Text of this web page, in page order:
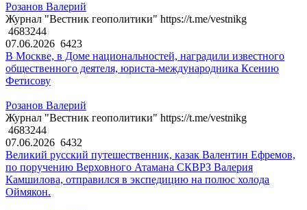
Розанов Валерий
Журнал "Вестник геополитики" https://t.me/vestnikg
4683244
07.06.2026 6423
В Москве, в Доме национальностей, наградили известного
общественного деятеля, юриста-международника Ксению
Фетисову
Розанов Валерий
Журнал "Вестник геополитики" https://t.me/vestnikg
4683244
07.06.2026 6432
Великий русский путешественник, казак Валентин Ефремов,
по поручению Верховного Атамана СКВРЗ Валерия
Камшилова, отправился в экспедицию на полюс холода
Оймякон.